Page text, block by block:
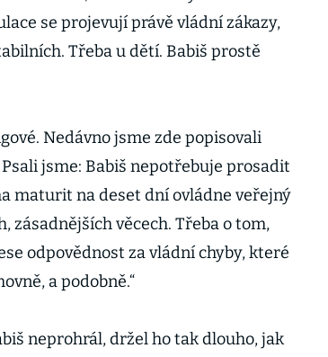
se projevují právě vládní zákazy,
Třeba u dětí. Babiš prostě
Nedávno jsme zde popisovali
jsme: Babiš nepotřebuje prosadit
maturit na deset dní ovládne veřejný
zásadnějších věcech. Třeba o tom,
odpovědnost za vládní chyby, které
a podobně.“
neprohrál, držel ho tak dlouho, jak